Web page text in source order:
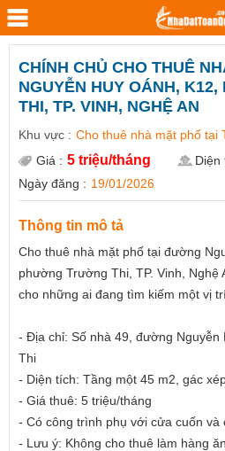
CHÍNH CHỦ CHO THUÊ
NGUYỄN HUY OÁNH,
THI, TP. VINH, NGHỆ AN
Khu vực : Cho thuê nhà mặt phố tại
Giá : 5 triệu/tháng
Diện
Ngày đăng : 19/01/2026
Thông tin mô tả
Cho thuê nhà mặt phố tại đường
phường Trường Thi, TP. Vinh,
cho những ai đang tìm kiếm một vị
- Địa chỉ: Số nhà 49, đường
Thi
- Diện tích: Tầng một 45 m2, gác
- Giá thuê: 5 triệu/tháng
- Có công trình phụ với cửa cuốn và
- Lưu ý: Không cho thuê làm hàng ăn